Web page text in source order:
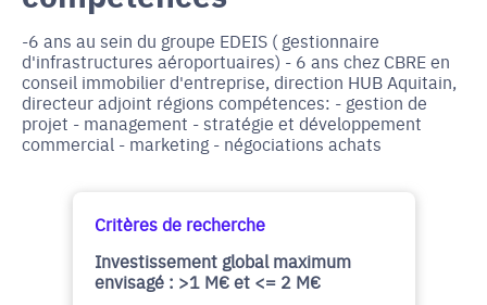
-6 ans au sein du groupe EDEIS ( gestionnaire
d'infrastructures aéroportuaires) - 6 ans chez CBRE en
conseil immobilier d'entreprise, direction HUB Aquitain,
directeur adjoint régions compétences: - gestion de
projet - management - stratégie et développement
commercial - marketing - négociations achats
Critères de recherche
Investissement global maximum
envisagé : >1 M€ et <= 2 M€